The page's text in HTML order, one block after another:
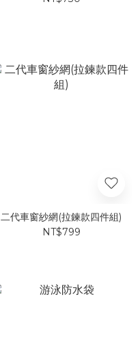
二代車窗紗網(拉鍊款四件組)
NT$799